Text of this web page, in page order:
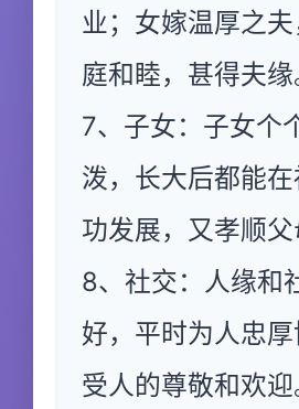
业；女嫁温厚之
庭和睦，甚得夫缘
7、子女：子女个
泼，长大后都能
功发展，又孝顺父
8、社交：人缘和
好，平时为人忠
受人的尊敬和欢迎